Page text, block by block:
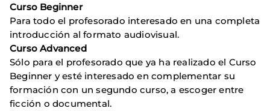
Curso Beginner
Para todo el profesorado interesado en una completa
introducción al formato audiovisual.
Curso Advanced
Sólo para el profesorado que ya ha realizado el Curso
Beginner y esté interesado en complementar su
formación con un segundo curso, a escoger entre
ficción o documental.